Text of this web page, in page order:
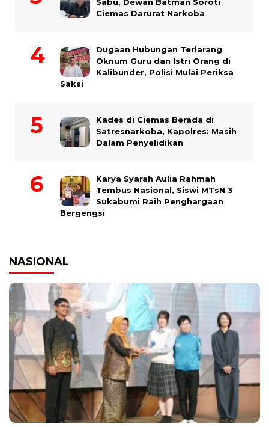
Sabu, Dewan Batman Soroti
Ciemas Darurat Narkoba
Dugaan Hubungan Terlarang
Oknum Guru dan Istri Orang di
Kalibunder, Polisi Mulai Periksa
Saksi
Kades di Ciemas Berada di
Satresnarkoba, Kapolres: Masih
Dalam Penyelidikan
Karya Syarah Aulia Rahmah
Tembus Nasional, Siswi MTsN 3
Sukabumi Raih Penghargaan
Bergengsi
NASIONAL